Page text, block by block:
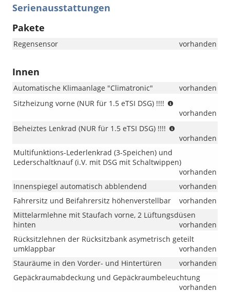
Serienausstattungen
Pakete
Regensensor vorhanden
Innen
Automatische Klimaanlage "Climatronic"
vorhanden
Sitzheizung vorne (NUR für 1.5 eTSI DSG) !!!!
für
DSG)
vorhanden
Beheiztes Lenkrad (NUR für 1.5 eTSI DSG) !!!!
für
DSG)
!!!!
vorhanden
Multifunktions-Lederlenkrad (3-Speichen) und
Lederschaltknauf (i.V. mit DSG mit Schaltwippen)
vorhanden
Innenspiegel automatisch abblendend
vorhanden
Fahrersitz und Beifahrersitz höhenverstellbar
vorhanden
Mittelarmlehne mit Staufach vorne, 2 Lüftungsdüsen
hinten
vorhanden
Rücksitzlehnen der Rücksitzbank asymetrisch geteilt
umklappbar
vorhanden
Stauräume in den Vorder- und Hintertüren
vorhanden
Gepäckraumabdeckung und Gepäckraumbeleuchtung
vorhanden